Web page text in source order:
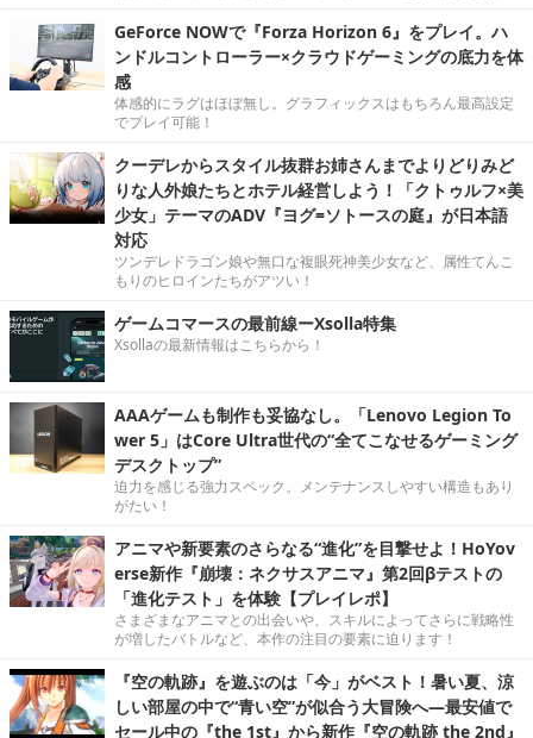
GeForce NOWで『Forza Horizon 6』をプレイ。ハ
ンドルコントローラー×クラウドゲーミングの底力を体
感
体感的にラグはほぼ無し。グラフィックスはもちろん最高設定
でプレイ可能！
クーデレからスタイル抜群お姉さんまでよりどりみど
りな人外娘たちとホテル経営しよう！「クトゥルフ×美
少女」テーマのADV『ヨグ=ソトースの庭』が日本語
対応
ツンデレドラゴン娘や無口な複眼死神美少女など、属性てんこ
もりのヒロインたちがアツい！
ゲームコマースの最前線ーXsolla特集
Xsollaの最新情報はこちらから！
AAAゲームも制作も妥協なし。「Lenovo Legion To
wer 5」はCore Ultra世代の“全てこなせるゲーミング
デスクトップ”
迫力を感じる強力スペック。メンテナンスしやすい構造もあり
がたい！
アニマや新要素のさらなる“進化”を目撃せよ！HoYov
erse新作『崩壊：ネクサスアニマ』第2回βテストの
「進化テスト」を体験【プレイレポ】
さまざまなアニマとの出会いや、スキルによってさらに戦略性
が増したバトルなど、本作の注目の要素に迫ります！
『空の軌跡』を遊ぶのは「今」がベスト！暑い夏、涼
しい部屋の中で“青い空”が似合う大冒険へ―最安値で
セール中の『the 1st』から新作『空の軌跡 the 2nd』